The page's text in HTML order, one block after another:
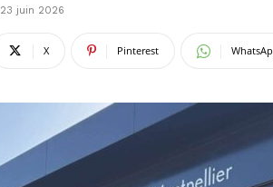
23 juin 2026
X Pinterest